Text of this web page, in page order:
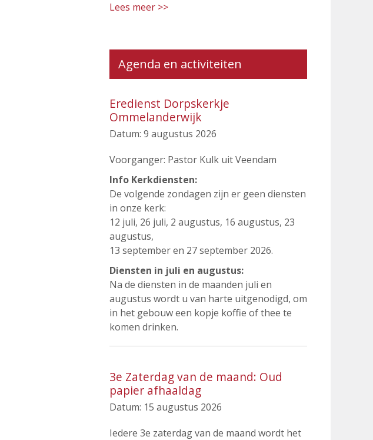
Lees meer >>
Agenda en activiteiten
Eredienst Dorpskerkje
Ommelanderwijk
Datum: 9 augustus 2026
Voorganger: Pastor Kulk uit Veendam
Info Kerkdiensten:
De volgende zondagen zijn er geen diensten
in onze kerk:
12 juli, 26 juli, 2 augustus, 16 augustus, 23
augustus,
13 september en 27 september 2026.
Diensten in juli en augustus:
Na de diensten in de maanden juli en
augustus wordt u van harte uitgenodigd, om
in het gebouw een kopje koffie of thee te
komen drinken.
3e Zaterdag van de maand: Oud
papier afhaaldag
Datum: 15 augustus 2026
Iedere 3e zaterdag van de maand wordt het